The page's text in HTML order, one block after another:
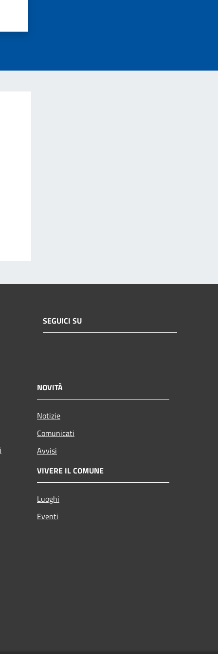
SEGUICI SU
NOVITÀ
Notizie
Comunicati
Avvisi
VIVERE IL COMUNE
Luoghi
Eventi